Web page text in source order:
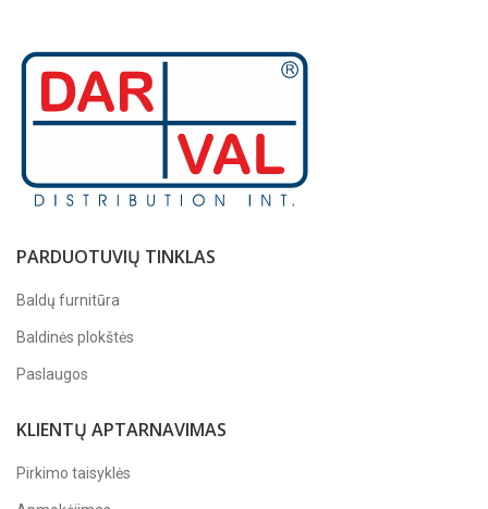
PARDUOTUVIŲ TINKLAS
Baldų furnitūra
Baldinės plokštės
Paslaugos
KLIENTŲ APTARNAVIMAS
Pirkimo taisyklės